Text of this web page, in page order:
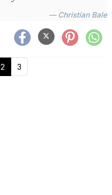
— Christian Bale
2 3